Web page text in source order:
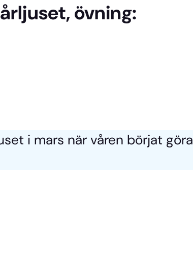
övning:
i mars när våren börjat göra